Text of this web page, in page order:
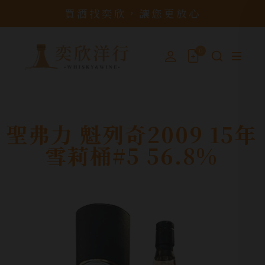
買酒找奕欣，讓您更放心
聖弗力 魁列奇2009 15年
雪莉桶#5 56.8%